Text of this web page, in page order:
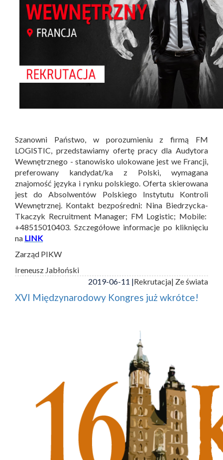
Szanowni Państwo, w porozumieniu z firmą FM
LOGISTIC, przedstawiamy ofertę pracy dla Audytora
Wewnętrznego - stanowisko ulokowane jest we Francji,
preferowany kandydat/ka z Polski, wymagana
znajomość języka i rynku polskiego. Oferta skierowana
jest do Absolwentów Polskiego Instytutu Kontroli
Wewnętrznej. Kontakt bezpośredni: Nina Biedrzycka-
Tkaczyk Recruitment Manager; FM Logistic; Mobile:
+48515010403. Szczegółowe informacje po kliknięciu
na LINK
Zarząd PIKW
Ireneusz Jabłoński
2019-06-11 |Rekrutacja| Ze świata
XVI Międzynarodowy Kongres już wkrótce!